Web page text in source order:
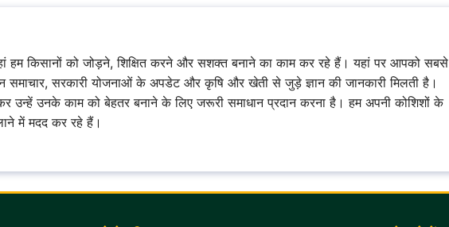
हम किसानों को जोड़ने, शिक्षित करने और सशक्त बनाने का काम कर रहे हैं। यहां पर आपको सबसे
समाचार, सरकारी योजनाओं के अपडेट और कृषि और खेती से जुड़े ज्ञान की जानकारी मिलती है।
उन्हें उनके काम को बेहतर बनाने के लिए जरूरी समाधान प्रदान करना है। हम अपनी कोशिशों के
में मदद कर रहे हैं।